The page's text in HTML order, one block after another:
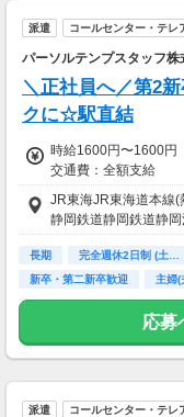
派遣 コールセンター・テレ
パーソルテンプスタッフ株
＼正社員へ／第2
クに☆駅直結
時給1600円〜1600円
交通費：全額支給
JR東海JR東海道本線(
静岡鉄道静岡鉄道静
長期 完全週休2日制 (土…
新卒・第二新卒歓迎
主婦(
交通費支給
応募
派遣 コールセンター・テレ